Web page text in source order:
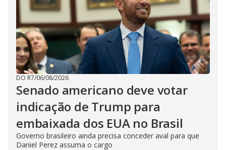
DO R7/06/08/2026
Senado americano deve votar
indicação de Trump para
embaixada dos EUA no Brasil
Governo brasileiro ainda precisa conceder aval para que
Daniel Perez assuma o cargo